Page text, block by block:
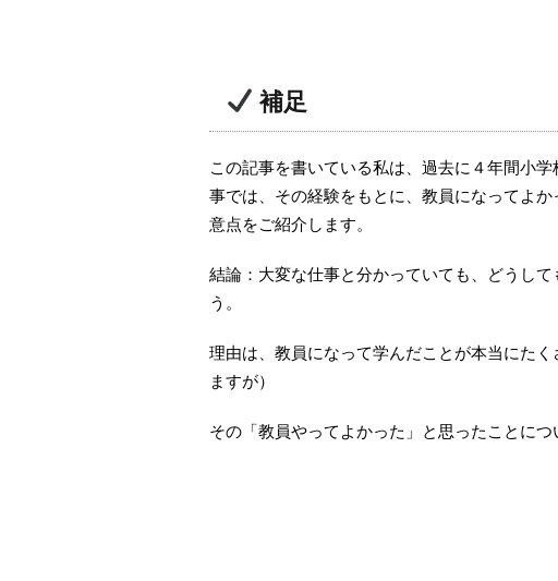
補足
この記事を書いている私は、過去に４年間小
事では、その経験をもとに、教員になってよ
意点をご紹介します。
結論：大変な仕事と分かっていても、どうし
う。
理由は、教員になって学んだことが本当にた
ますが）
その「教員やってよかった」と思ったことにつ